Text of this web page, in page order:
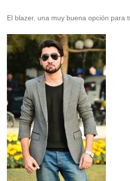
El blazer, una muy buena opción para